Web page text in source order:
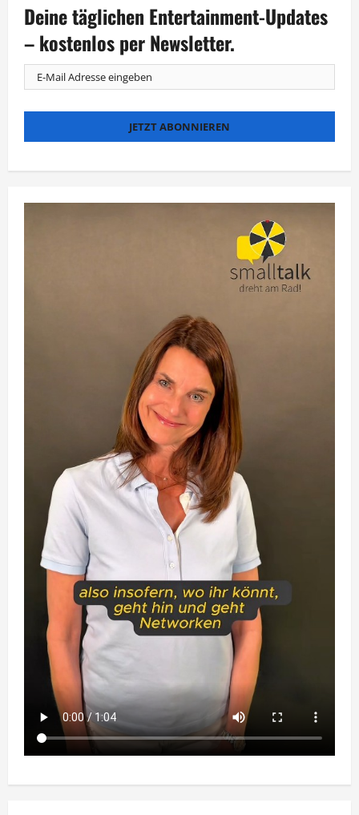
Deine täglichen Entertainment-Updates
– kostenlos per Newsletter.